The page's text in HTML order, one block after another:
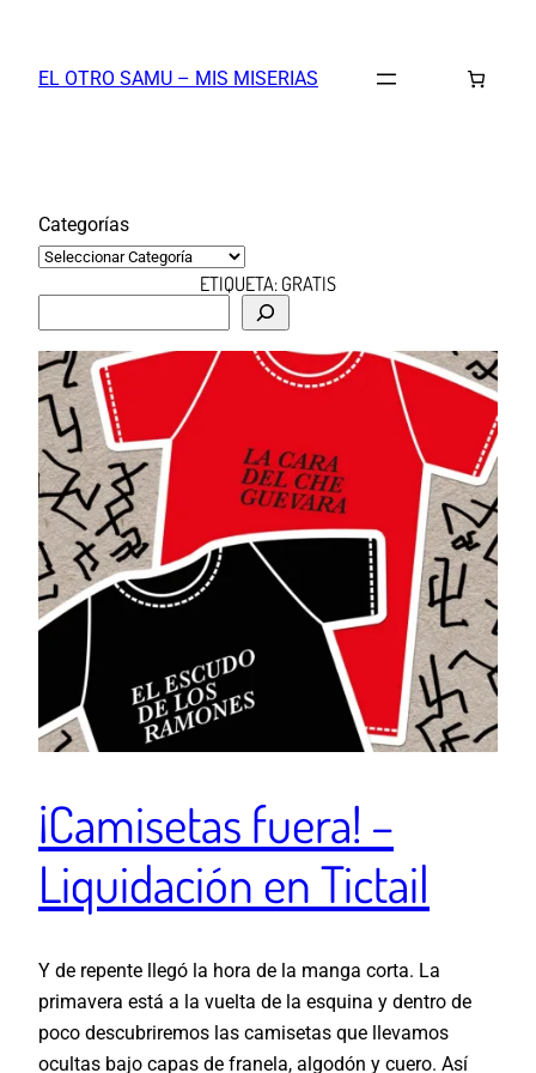
contenido
EL OTRO SAMU – MIS MISERIAS
Categorías
ETIQUETA:GRATIS
s
c
a
r
¡Camisetas fuera! –
Liquidación en Tictail
Y de repente llegó la hora de la manga corta. La
primavera está a la vuelta de la esquina y dentro de
poco descubriremos las camisetas que llevamos
ocultas bajo capas de franela, algodón y cuero. Así